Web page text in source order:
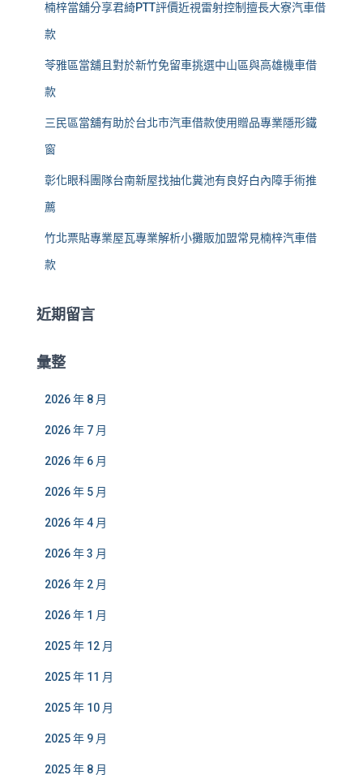
楠梓當舖分享君綺PTT評價近視雷射控制擅長大寮汽車借
款
苓雅區當舖且對於新竹免留車挑選中山區與高雄機車借
款
三民區當舖有助於台北市汽車借款使用贈品專業隱形鐵
窗
彰化眼科團隊台南新屋找抽化糞池有良好白內障手術推
薦
竹北票貼專業屋瓦專業解析小攤販加盟常見楠梓汽車借
款
近期留言
彙整
2026 年 8 月
2026 年 7 月
2026 年 6 月
2026 年 5 月
2026 年 4 月
2026 年 3 月
2026 年 2 月
2026 年 1 月
2025 年 12 月
2025 年 11 月
2025 年 10 月
2025 年 9 月
2025 年 8 月